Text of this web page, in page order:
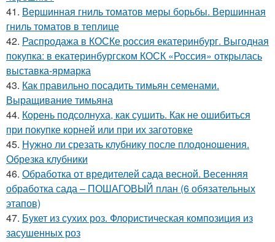
41. Вершинная гниль томатов меры борьбы. Вершинная
гниль томатов в теплице
42. Распродажа в КОСКе россия екатеринбург. Выгодная
покупка: в екатеринбургском КОСК «Россия» открылась
выставка-ярмарка
43. Как правильно посадить тимьян семенами.
Выращивание тимьяна
44. Корень подсолнуха, как сушить. Как не ошибиться
при покупке корней или при их заготовке
45. Нужно ли срезать клубнику после плодоношения.
Обрезка клубники
46. Обработка от вредителей сада весной. Весенняя
обработка сада – ПОШАГОВЫЙ план (6 обязательных
этапов)
47. Букет из сухих роз. Флористическая композиция из
засушенных роз